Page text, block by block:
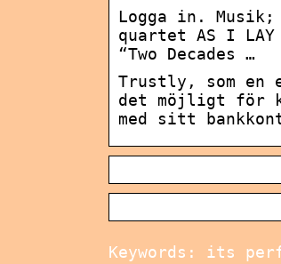
Logga in.
quartet AS I
“Two Decades …
Trustly, som en
det möjligt för
med sitt
Keywords: its